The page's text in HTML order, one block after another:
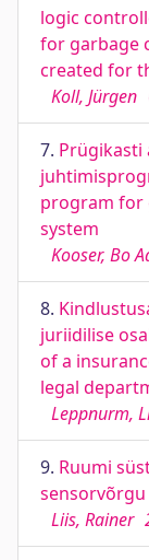
logic
for garbage
created for
Koll, Jürgen
7. Prügikasti
program for
system
Kooser, Bo
8.
juriidilise
of a
legal
Leppnurm,
9. Ruumi
Liis, Rainer